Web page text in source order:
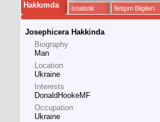
Hakkımda İstatistik İletişim Bilgileri
Josephicera Hakkinda
Biography
Man
Location
Ukraine
Interests
DonaldHookeMF
Occupation
Ukraine